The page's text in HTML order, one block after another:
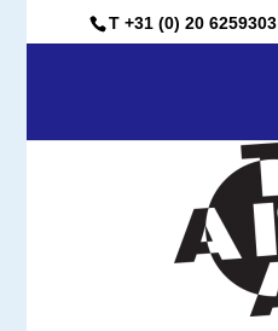
T +31 (0) 20 6259303